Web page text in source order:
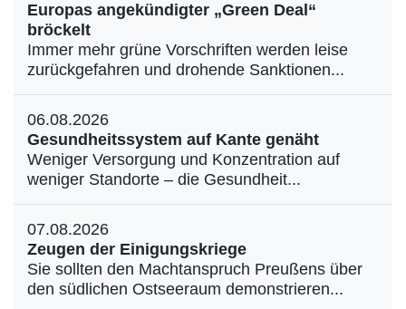
Europas angekündigter „Green Deal“
bröckelt
Immer mehr grüne Vorschriften werden leise
zurückgefahren und drohende Sanktionen...
06.08.2026
Gesundheitssystem auf Kante genäht
Weniger Versorgung und Konzentration auf
weniger Standorte – die Gesundheit...
07.08.2026
Zeugen der Einigungskriege
Sie sollten den Machtanspruch Preußens über
den südlichen Ostseeraum demonstrieren...